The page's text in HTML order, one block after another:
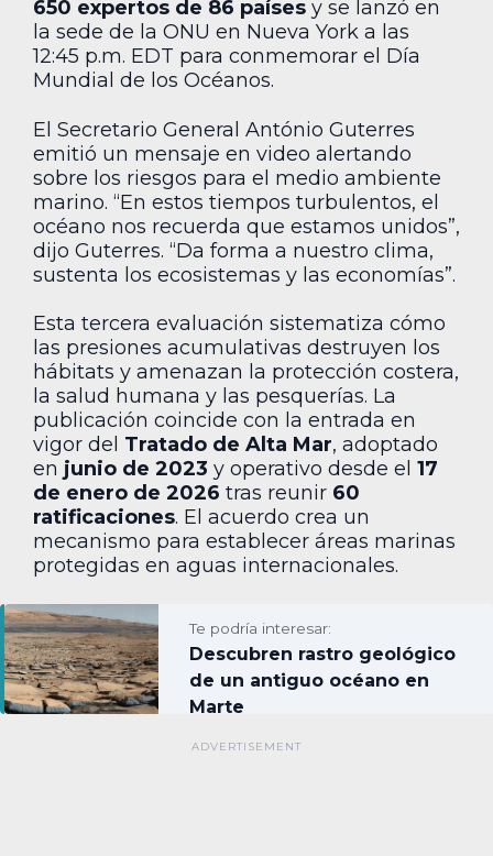
650 expertos de 86 países y se lanzó en
la sede de la ONU en Nueva York a las
12:45 p.m. EDT para conmemorar el Día
Mundial de los Océanos.
El Secretario General António Guterres
emitió un mensaje en video alertando
sobre los riesgos para el medio ambiente
marino. “En estos tiempos turbulentos, el
océano nos recuerda que estamos unidos”,
dijo Guterres. “Da forma a nuestro clima,
sustenta los ecosistemas y las economías”.
Esta tercera evaluación sistematiza cómo
las presiones acumulativas destruyen los
hábitats y amenazan la protección costera,
la salud humana y las pesquerías. La
publicación coincide con la entrada en
vigor del Tratado de Alta Mar, adoptado
en junio de 2023 y operativo desde el 17
de enero de 2026 tras reunir 60
ratificaciones. El acuerdo crea un
mecanismo para establecer áreas marinas
protegidas en aguas internacionales.
Te podría interesar:
Descubren rastro geológico
de un antiguo océano en
Marte